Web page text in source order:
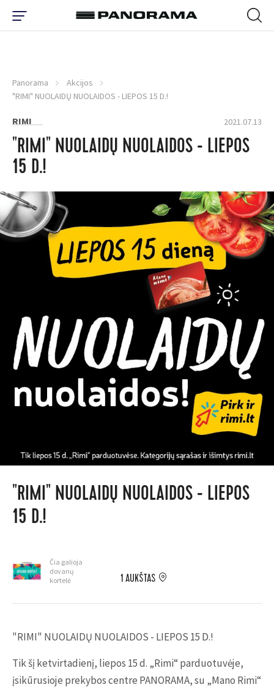
Panorama
Akcijos
"RIMI" NUOLAIDŲ NUOLAIDOS - LIEPOS 15 D.!
RIMI 2021.07.13
"RIMI" NUOLAIDŲ NUOLAIDOS - LIEPOS
15 D.!
"RIMI" NUOLAIDŲ NUOLAIDOS - LIEPOS
15 D.!
Čia galioja
dovanų
kortelė
1 AUKŠTAS
"RIMI" NUOLAIDŲ NUOLAIDOS - LIEPOS 15 D.!
Tik šį ketvirtadienį, liepos 15 d. „Rimi“ parduotuvėje,
įsikūrusioje prekybos centre PANORAMA, su „Mano Rimi“